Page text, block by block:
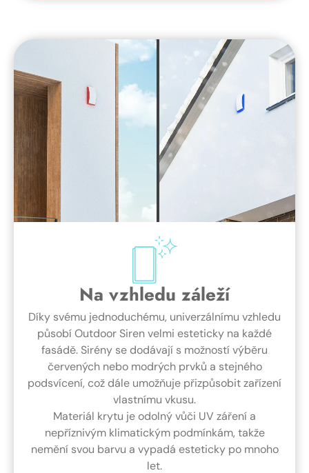
Na vzhledu záleží
Díky svému jednoduchému, univerzálnímu vzhledu
působí Outdoor Siren velmi esteticky na každé
fasádě. Sirény se dodávají s možností výběru
červených nebo modrých prvků a stejného
podsvícení, což dále umožňuje přizpůsobit zařízení
vlastnímu vkusu.
Materiál krytu je odolný vůči UV záření a
nepříznivým klimatickým podmínkám, takže
nemění svou barvu a vypadá esteticky po mnoho
let.